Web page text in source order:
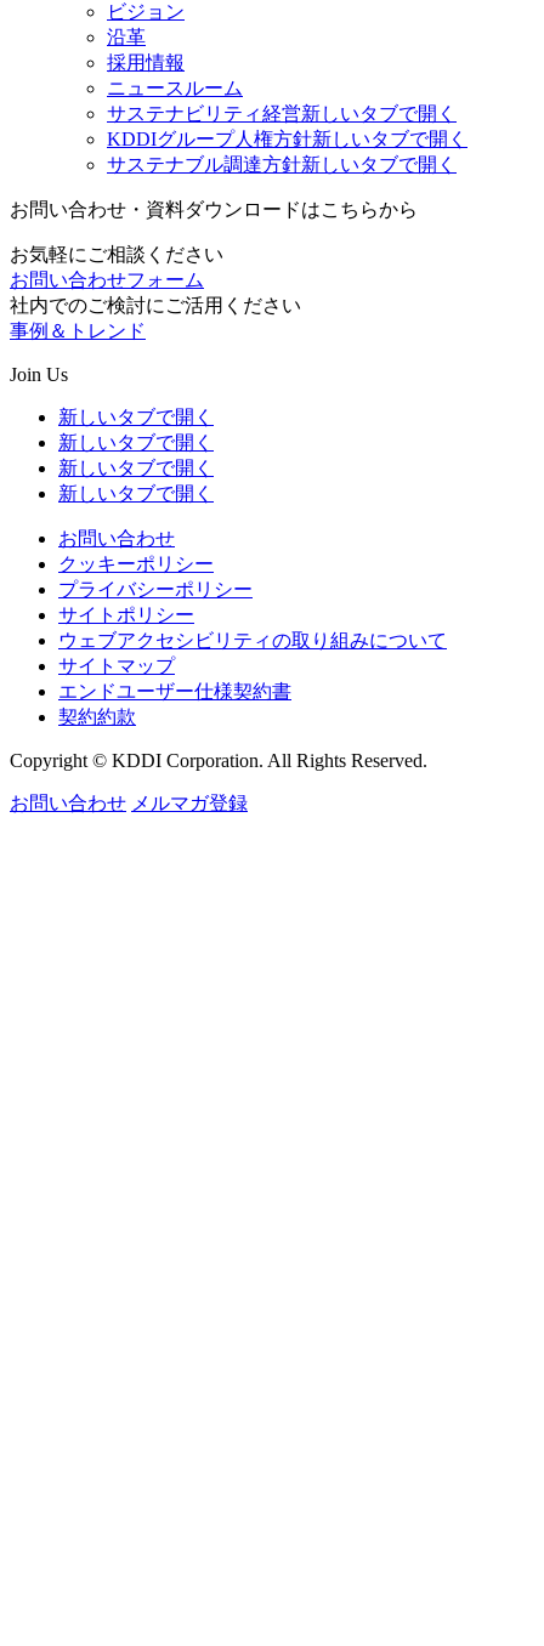
ビジョン
沿革
採用情報
ニュースルーム
サステナビリティ経営新しいタブで開く
KDDIグループ人権方針新しいタブで開く
サステナブル調達方針新しいタブで開く
お問い合わせ・資料ダウンロードはこちらから
お気軽にご相談ください
お問い合わせフォーム
社内でのご検討にご活用ください
事例＆トレンド
Join Us
新しいタブで開く
新しいタブで開く
新しいタブで開く
新しいタブで開く
お問い合わせ
クッキーポリシー
プライバシーポリシー
サイトポリシー
ウェブアクセシビリティの取り組みについて
サイトマップ
エンドユーザー仕様契約書
契約約款
Copyright © KDDI Corporation. All Rights Reserved.
お問い合わせ メルマガ登録